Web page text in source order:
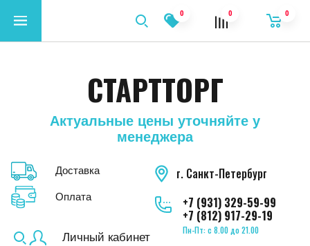
0 0 0
СТАРТТОРГ
Актуальные цены уточняйте у
менеджера
г. Санкт-Петербург
+7 (931) 329-59-99
+7 (812) 917-29-19
Пн-Пт: с 8.00 до 21.00
Доставка
Оплата
Личный кабинет